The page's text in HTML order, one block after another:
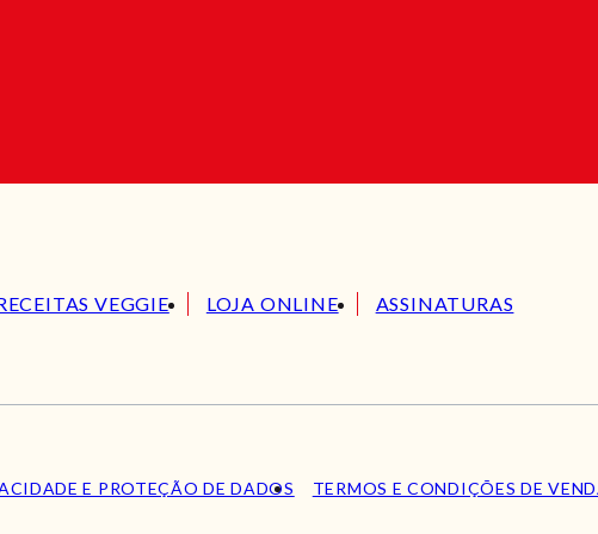
VEGGIE LOJA ONLINE ASSINATURAS
E PROTEÇÃO DE DADOS TERMOS E CONDIÇÕES DE